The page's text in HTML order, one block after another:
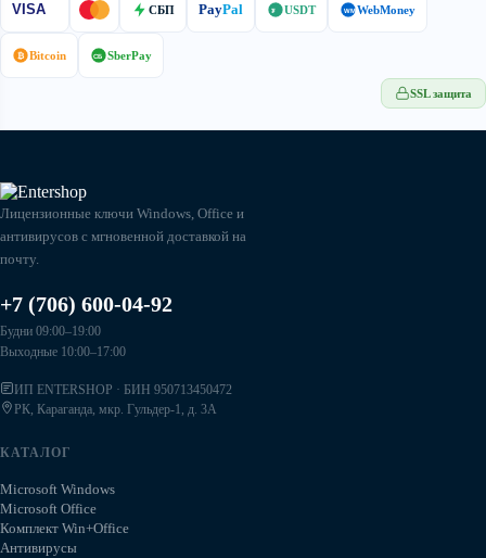
VISA СБП PayPal ₮ USDT WM WebMoney
₿ Bitcoin СБ SberPay
SSL защита
Лицензионные ключи Windows, Office и
антивирусов с мгновенной доставкой на
почту.
+7 (706) 600-04-92
Будни 09:00–19:00
Выходные 10:00–17:00
ИП ENTERSHOP · БИН 950713450472
РК, Караганда, мкр. Гульдер-1, д. 3А
КАТАЛОГ
Microsoft Windows
Microsoft Office
Комплект Win+Office
Антивирусы